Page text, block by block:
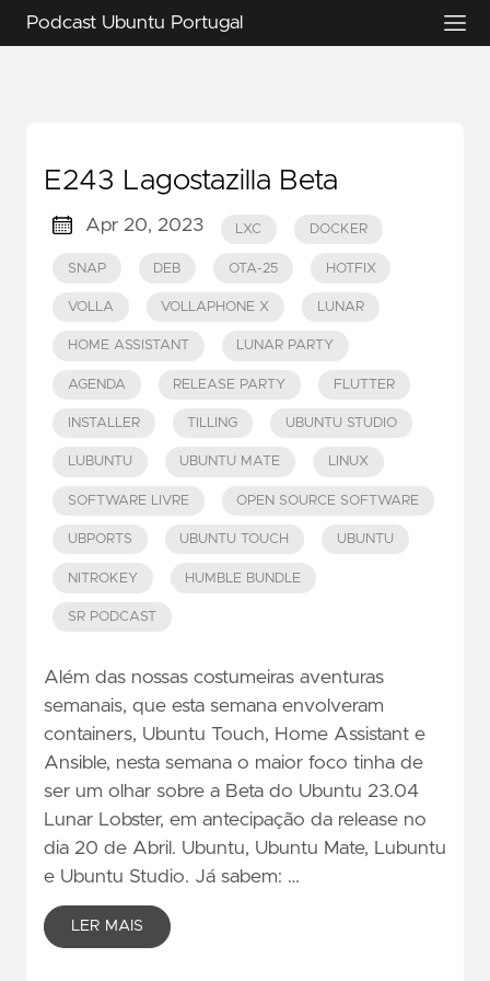
Podcast Ubuntu Portugal
E243 Lagostazilla Beta
Apr 20, 2023 LXC DOCKER
SNAP DEB OTA-25 HOTFIX
VOLLA VOLLAPHONE X LUNAR
HOME ASSISTANT LUNAR PARTY
AGENDA RELEASE PARTY FLUTTER
INSTALLER TILLING UBUNTU STUDIO
LUBUNTU UBUNTU MATE LINUX
SOFTWARE LIVRE OPEN SOURCE SOFTWARE
UBPORTS UBUNTU TOUCH UBUNTU
NITROKEY HUMBLE BUNDLE
SR PODCAST
Além das nossas costumeiras aventuras
semanais, que esta semana envolveram
containers, Ubuntu Touch, Home Assistant e
Ansible, nesta semana o maior foco tinha de
ser um olhar sobre a Beta do Ubuntu 23.04
Lunar Lobster, em antecipação da release no
dia 20 de Abril. Ubuntu, Ubuntu Mate, Lubuntu
e Ubuntu Studio. Já sabem: …
LER MAIS